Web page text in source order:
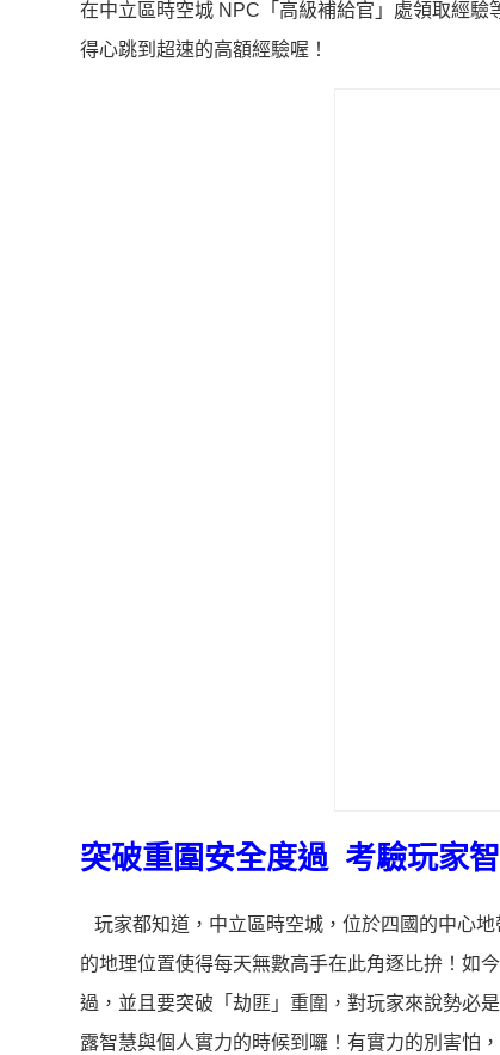
在中立區時空城 NPC「高級補給官」處領取經
得心跳到超速的高額經驗喔！
突破重圍安全度過 考驗玩家
玩家都知道，中立區時空城，位於四國的中心
的地理位置使得每天無數高手在此角逐比拚！如
過，並且要突破「劫匪」重圍，對玩家來說勢必
露智慧與個人實力的時候到囉！有實力的別害怕